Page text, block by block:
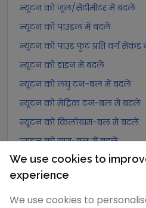
न्यूटन को जूल/सेंटीमीटर में बदलें
न्यूटन को पाउंडल में बदलें
न्यूटन को पाउंड फुट प्रति वर्ग
न्यूटन को डाइन में बदलें
न्यूटन को लघु टन-बल में बदलें
न्यूटन को मेट्रिक टन-बल में बदलें
न्यूटन को किलोग्राम-बल में बदलें
न्यूटन को ग्राम-बल में बदलें
न्यूटन को पोंड में बदलें
न्यूटन को किलोपोंड में बदलें
न्यूटन को पाउंड-बल में बदलें
We use cookies to
experience
We use cookies to